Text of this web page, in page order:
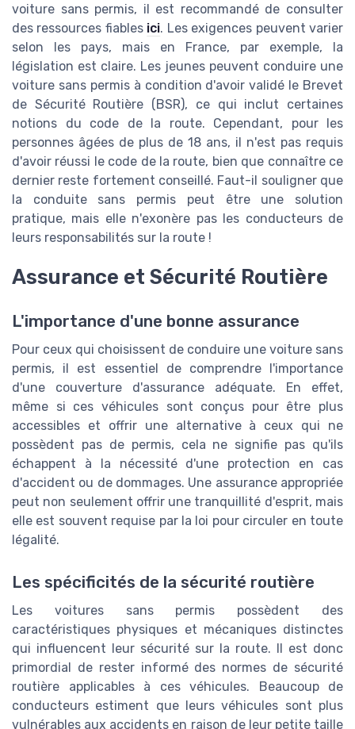
voiture sans permis, il est recommandé de consulter
des ressources fiables ici. Les exigences peuvent varier
selon les pays, mais en France, par exemple, la
législation est claire. Les jeunes peuvent conduire une
voiture sans permis à condition d'avoir validé le Brevet
de Sécurité Routière (BSR), ce qui inclut certaines
notions du code de la route. Cependant, pour les
personnes âgées de plus de 18 ans, il n'est pas requis
d'avoir réussi le code de la route, bien que connaître ce
dernier reste fortement conseillé. Faut-il souligner que
la conduite sans permis peut être une solution
pratique, mais elle n'exonère pas les conducteurs de
leurs responsabilités sur la route !
Assurance et Sécurité Routière
L'importance d'une bonne assurance
Pour ceux qui choisissent de conduire une voiture sans
permis, il est essentiel de comprendre l'importance
d'une couverture d'assurance adéquate. En effet,
même si ces véhicules sont conçus pour être plus
accessibles et offrir une alternative à ceux qui ne
possèdent pas de permis, cela ne signifie pas qu'ils
échappent à la nécessité d'une protection en cas
d'accident ou de dommages. Une assurance appropriée
peut non seulement offrir une tranquillité d'esprit, mais
elle est souvent requise par la loi pour circuler en toute
légalité.
Les spécificités de la sécurité routière
Les voitures sans permis possèdent des
caractéristiques physiques et mécaniques distinctes
qui influencent leur sécurité sur la route. Il est donc
primordial de rester informé des normes de sécurité
routière applicables à ces véhicules. Beaucoup de
conducteurs estiment que leurs véhicules sont plus
vulnérables aux accidents en raison de leur petite taille